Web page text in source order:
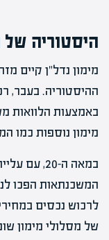
היסטוריה של
מימון נדל"ן קיים
ההיסטוריה. בעבר,
באמצעות הלוואות
מימון נוספות כמו
במאה ה-20,
המשכנתאות הפכו
לרכוש נכסים
של מסלולי מימון